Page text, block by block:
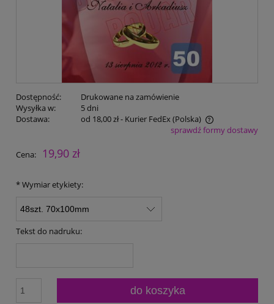
Dostępność:
Drukowane na zamówienie
Wysyłka w:
5 dni
Dostawa:
od 18,00 zł- Kurier FedEx(Polska)
Cena nie zawiera ewentualnych kosztów płatnościsprawdź formy dostawy
Cena: 19,90 zł
*Wymiar etykiety:
Tekst do nadruku:
do koszyka